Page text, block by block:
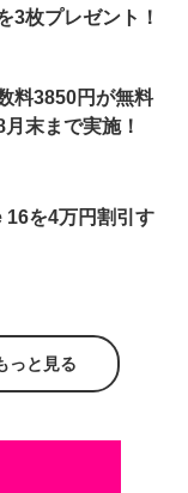
3枚プレゼント！
料3850円が無料
末まで実施！
を4万円割引す
っと見る